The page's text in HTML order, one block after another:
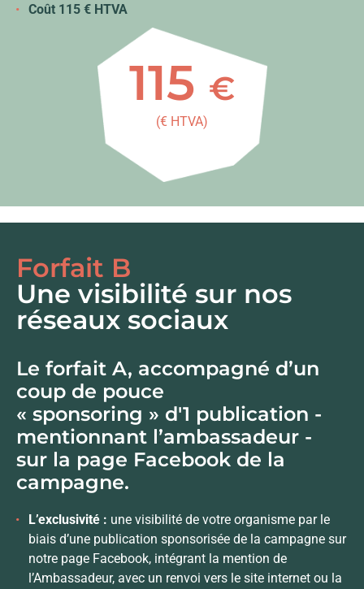
Coût 115 € HTVA
115 €
(€ HTVA)
Forfait B
Une visibilité sur nos
réseaux sociaux
Le forfait A, accompagné d’un
coup de pouce
« sponsoring » d'1 publication -
mentionnant l’ambassadeur -
sur la page Facebook de la
campagne.
L’exclusivité : une visibilité de votre organisme par le
biais d’une publication sponsorisée de la campagne sur
notre page Facebook, intégrant la mention de
l’Ambassadeur, avec un renvoi vers le site internet ou la